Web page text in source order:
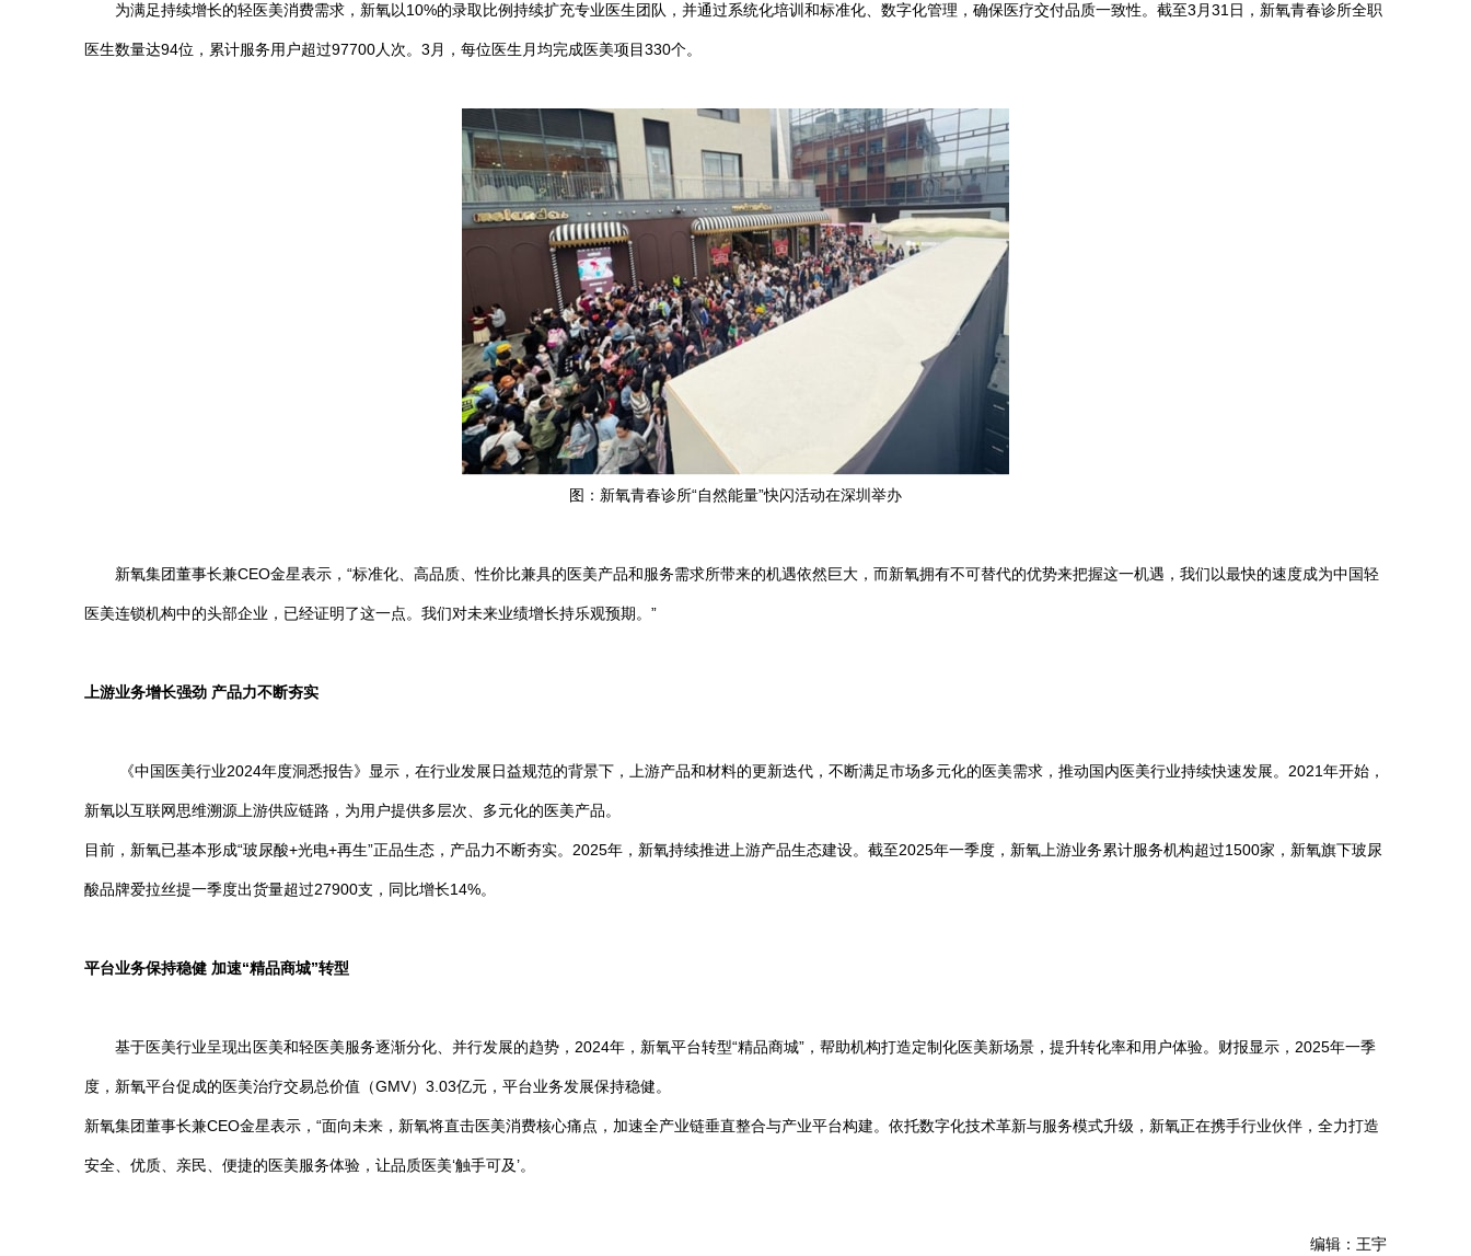
为满足持续增长的轻医美消费需求，新氧以10%的录取比例持续扩充专业医生团队，并通过系统化培训和标准化、数字化管理，确保医疗交付品质一致性。截至3月31日，新氧青春诊所全职
医生数量达94位，累计服务用户超过97700人次。3月，每位医生月均完成医美项目330个。
图：新氧青春诊所“自然能量”快闪活动在深圳举办
新氧集团董事长兼CEO金星表示，“标准化、高品质、性价比兼具的医美产品和服务需求所带来的机遇依然巨大，而新氧拥有不可替代的优势来把握这一机遇，我们以最快的速度成为中国轻
医美连锁机构中的头部企业，已经证明了这一点。我们对未来业绩增长持乐观预期。”
上游业务增长强劲 产品力不断夯实
《中国医美行业2024年度洞悉报告》显示，在行业发展日益规范的背景下，上游产品和材料的更新迭代，不断满足市场多元化的医美需求，推动国内医美行业持续快速发展。2021年开始，
新氧以互联网思维溯源上游供应链路，为用户提供多层次、多元化的医美产品。
目前，新氧已基本形成“玻尿酸+光电+再生”正品生态，产品力不断夯实。2025年，新氧持续推进上游产品生态建设。截至2025年一季度，新氧上游业务累计服务机构超过1500家，新氧旗下玻尿
酸品牌爱拉丝提一季度出货量超过27900支，同比增长14%。
平台业务保持稳健 加速“精品商城”转型
基于医美行业呈现出医美和轻医美服务逐渐分化、并行发展的趋势，2024年，新氧平台转型“精品商城”，帮助机构打造定制化医美新场景，提升转化率和用户体验。财报显示，2025年一季
度，新氧平台促成的医美治疗交易总价值（GMV）3.03亿元，平台业务发展保持稳健。
新氧集团董事长兼CEO金星表示，“面向未来，新氧将直击医美消费核心痛点，加速全产业链垂直整合与产业平台构建。依托数字化技术革新与服务模式升级，新氧正在携手行业伙伴，全力打造
安全、优质、亲民、便捷的医美服务体验，让品质医美‘触手可及’。
编辑：王宇